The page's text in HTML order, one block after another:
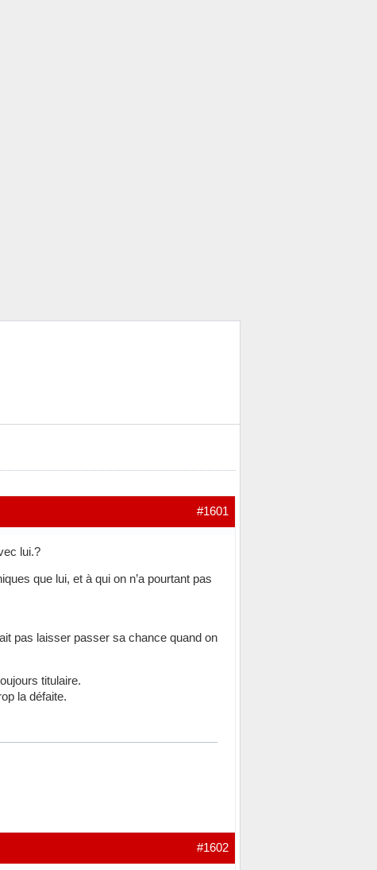
#1601
lui.?
que lui, et à qui on n’a pourtant pas
pas laisser passer sa chance quand on
titulaire.
la défaite.
#1602